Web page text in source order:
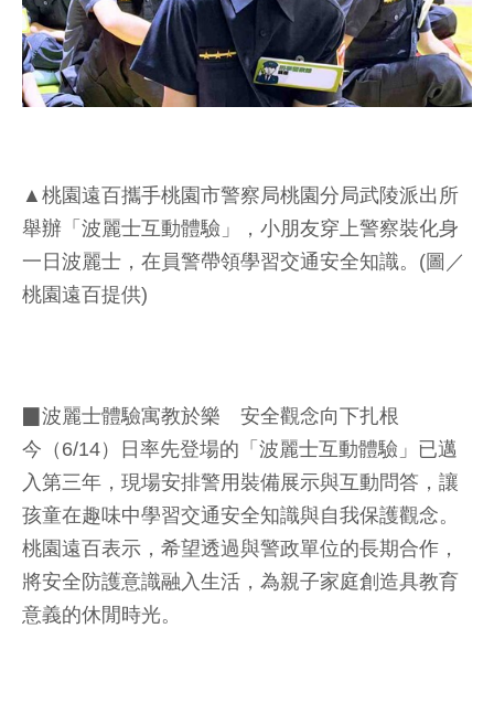
▲桃園遠百攜手桃園市警察局桃園分局武陵派出所
舉辦「波麗士互動體驗」，小朋友穿上警察裝化身
一日波麗士，在員警帶領學習交通安全知識。(圖／
桃園遠百提供)
▉波麗士體驗寓教於樂 安全觀念向下扎根
今（6/14）日率先登場的「波麗士互動體驗」已邁
入第三年，現場安排警用裝備展示與互動問答，讓
孩童在趣味中學習交通安全知識與自我保護觀念。
桃園遠百表示，希望透過與警政單位的長期合作，
將安全防護意識融入生活，為親子家庭創造具教育
意義的休閒時光。